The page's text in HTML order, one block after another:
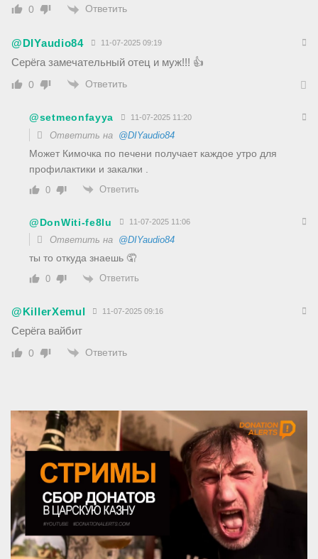
0 Ответить
@DIYaudio84 11-07-2025 09:19
Серёга замечательный отец и муж!!! 👍
0 Ответить
@setmeonfayya 11-07-2025 11:20
Ответить на @DIYaudio84
Может Кимочка по печени получает каждое утро для
профилактики и закалки .
0 Ответить
@DonWiti-fe8lu 11-07-2025 11:06
Ответить на @DIYaudio84
ты то откуда знаешь 🤦
0 Ответить
@KillerXemul 11-07-2025 09:16
Серёга вайбит
0 Ответить